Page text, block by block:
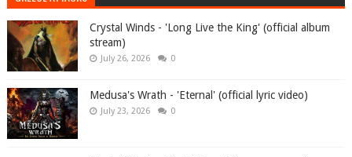
Crystal Winds - 'Long Live the King' (official album
stream)
July 26, 2026 0
Medusa's Wrath - 'Eternal' (official lyric video)
July 23, 2026 0